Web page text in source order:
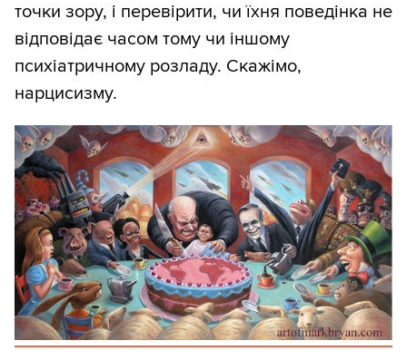
точки зору, і перевірити, чи їхня поведінка не
відповідає часом тому чи іншому
психіатричному розладу. Скажімо,
нарцисизму.